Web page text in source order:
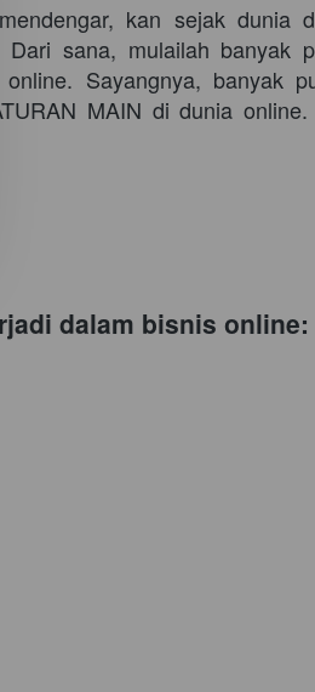
kan sejak dunia
sana, mulailah banyak
Sayangnya, banyak
MAIN di dunia
dalam bisnis online: